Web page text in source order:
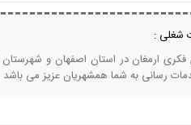
شغلی :
فکری ارمغان در استان اصفهان و
رسانی به شما همشهریان عزیز می باشد